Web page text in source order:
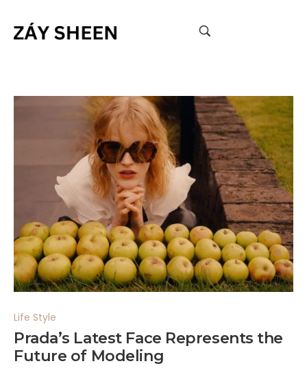
Life Style
Prada’s Latest Face Represents the
Future of Modeling